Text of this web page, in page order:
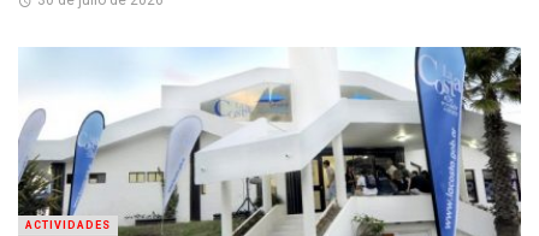
ACTIVIDADES